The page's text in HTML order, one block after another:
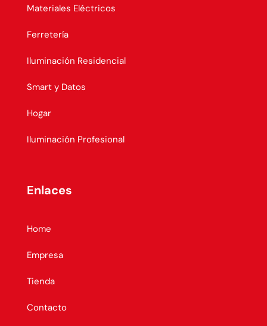
Materiales Eléctricos
Ferretería
Iluminación Residencial
Smart y Datos
Hogar
Iluminación Profesional
Enlaces
Home
Empresa
Tienda
Contacto